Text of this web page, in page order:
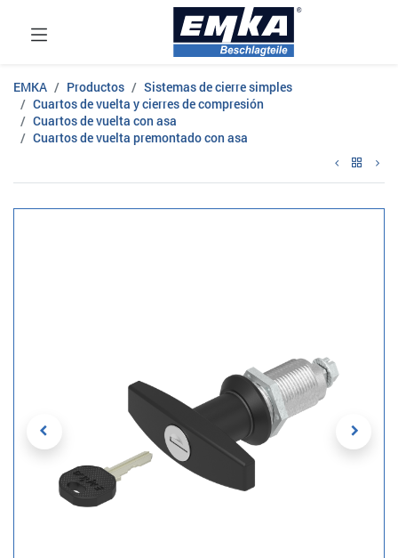
EMKA Productos
Sistemas de cierre simples
Cuartos de vuelta y cierres de compresión
Cuartos de vuelta con asa
Cuartos de vuelta premontado con asa